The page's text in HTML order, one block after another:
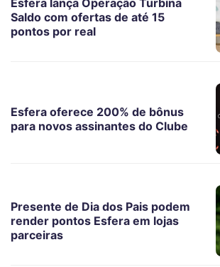
Saldo com ofertas de até 15
pontos por real
Esfera oferece 200% de bônus
para novos assinantes do Clube
Presente de Dia dos Pais podem
render pontos Esfera em lojas
parceiras